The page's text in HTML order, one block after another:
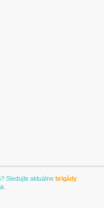
Sledujte aktuálne brigády
.